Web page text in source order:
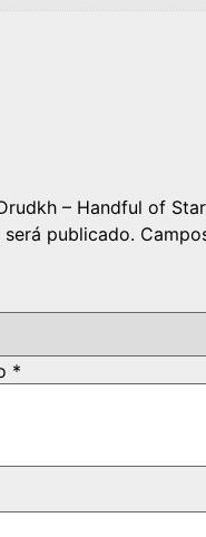
– Handful of
publicado.
*